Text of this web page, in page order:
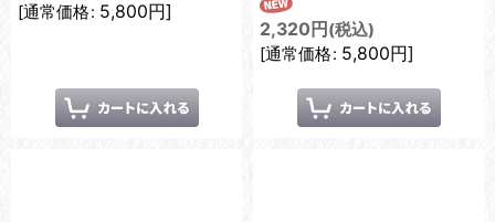
[通常価格: 5,800円]
2,320 円 (税込)
[通常価格: 5,800円]